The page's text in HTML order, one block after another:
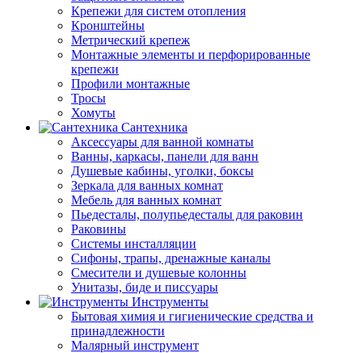
Крепежи для систем отопления
Кронштейны
Метрический крепеж
Монтажные элементы и перфорированные
крепежи
Профили монтажные
Тросы
Хомуты
Сантехника
Аксессуары для ванной комнаты
Ванны, каркасы, панели для ванн
Душевые кабины, уголки, боксы
Зеркала для ванных комнат
Мебель для ванных комнат
Пьедесталы, полупьедесталы для раковин
Раковины
Системы инсталляции
Сифоны, трапы, дренажные каналы
Смесители и душевые колонны
Унитазы, биде и писсуары
Инструменты
Бытовая химия и гигиенические средства и
принадлежности
Малярный инструмент